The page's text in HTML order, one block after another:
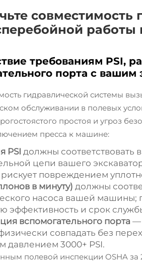
совместимость
работы
требованиям PSI,
порта с
гидравлической системы
обслуживании в полевых
простоя и угроз
пресса к машине:
PSI должны соответствовать
цепи вашего
повреждением
в минуту) должны
насоса вашей
эффективность и срок
вспомогательного порта —
совпадать без
давлением 3000+ PSI.
полевой инспекции OSHA